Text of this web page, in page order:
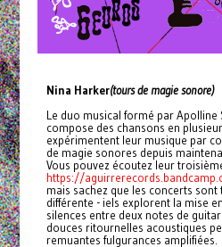
Nina Harker(tours de magie sonore)
Le duo musical formé par
compose des chansons en
expérimentent leur musique par
de magie sonores depuis
Vous pouvez écoutez leur
https://
mais sachez que les concerts
différente - iels explorent la mise
silences entre deux notes de
douces ritournelles acoustiques
remuantes fulgurances amplifiées.